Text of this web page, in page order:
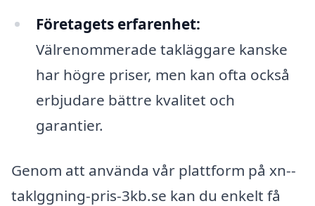
Företagets erfarenhet:
Välrenommerade takläggare kanske
har högre priser, men kan ofta också
erbjudare bättre kvalitet och
garantier.
Genom att använda vår plattform på xn--
taklggning-pris-3kb.se kan du enkelt få